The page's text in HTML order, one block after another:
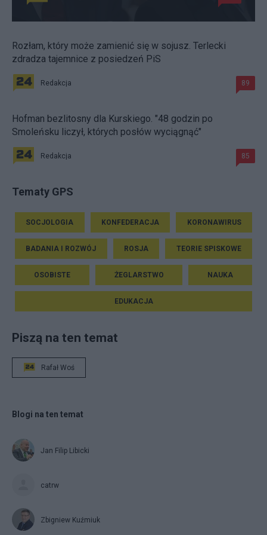
Rozłam, który może zamienić się w sojusz. Terlecki
zdradza tajemnice z posiedzeń PiS
Redakcja 89
Hofman bezlitosny dla Kurskiego. "48 godzin po
Smoleńsku liczył, których posłów wyciągnąć"
Redakcja 85
Tematy GPS
SOCJOLOGIA KONFEDERACJA KORONAWIRUS
BADANIA I ROZWÓJ ROSJA TEORIE SPISKOWE
OSOBISTE ŻEGLARSTWO NAUKA
EDUKACJA
Piszą na ten temat
Rafał Woś
Blogi na ten temat
Jan Filip Libicki
catrw
Zbigniew Kuźmiuk